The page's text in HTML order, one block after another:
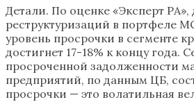
Детали. По оценке «Эксперт РА»,
реструктуризаций в портфеле
уровень просрочки в сегменте
достигнет 17-18% к концу года.
просроченной задолженности
предприятий, по данным ЦБ,
просрочки — это волатильная